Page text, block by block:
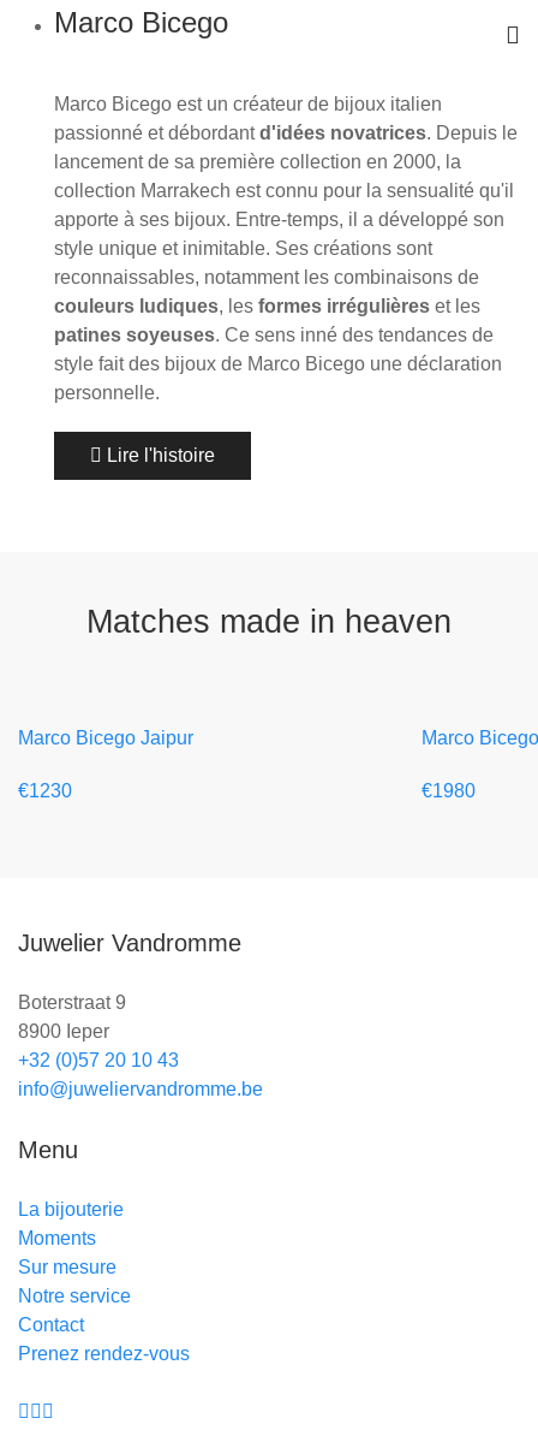
Marco Bicego
Marco Bicego est un créateur de bijoux italien
passionné et débordantd'idées novatrices. Depuis le
lancement de sa première collection en 2000, la
collection Marrakech est connu pour la sensualité qu'il
apporte à ses bijoux. Entre-temps, il a développé son
style unique et inimitable. Ses créations sont
reconnaissables, notamment les combinaisons de
couleurs ludiques, les formes irrégulières et les
patines soyeuses. Ce sens inné des tendances de
style fait des bijoux de Marco Bicego une déclaration
personnelle.
Lire l'histoire
Matches made in heaven
Marco Bicego Jaipur
€1230
Marco
€1980
Juwelier Vandromme
Boterstraat 9
8900 Ieper
+32 (0)57 20 10 43
info@juweliervandromme.be
Menu
La bijouterie
Moments
Sur mesure
Notre service
Contact
Prenez rendez-vous